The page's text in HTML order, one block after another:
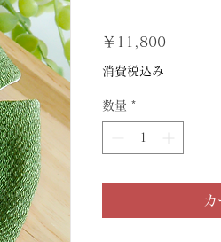
￥11,800
消費税込み
数量 *